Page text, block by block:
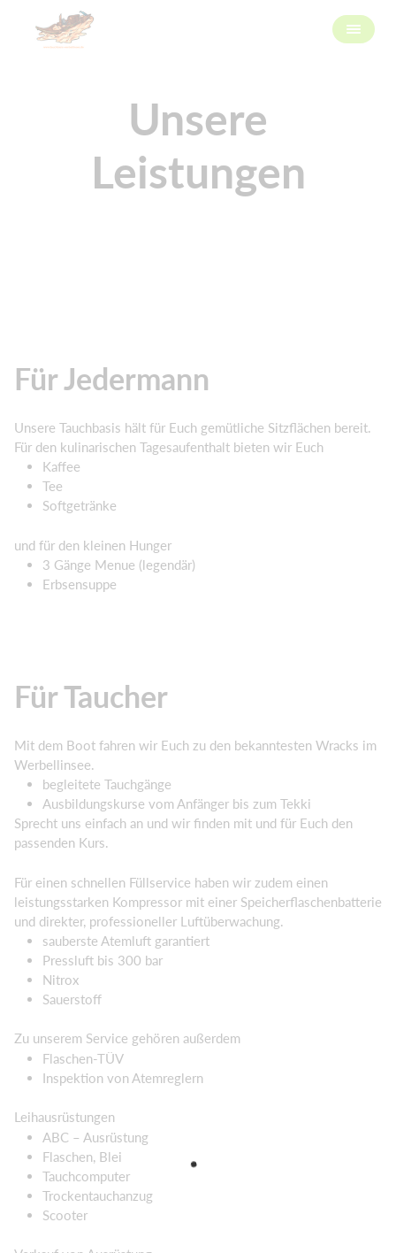
Unsere
Leistungen
Für Jedermann
Unsere Tauchbasis hält für Euch gemütliche Sitzflächen bereit.
Für den kulinarischen Tagesaufenthalt bieten wir Euch
Kaffee
Tee
Softgetränke
und für den kleinen Hunger
3 Gänge Menue (legendär)
Erbsensuppe
Für Taucher
Mit dem Boot fahren wir Euch zu den bekanntesten Wracks im
Werbellinsee.
begleitete Tauchgänge
Ausbildungskurse vom Anfänger bis zum Tekki
Sprecht uns einfach an und wir finden mit und für Euch den
passenden Kurs.
Für einen schnellen Füllservice haben wir zudem einen
leistungsstarken Kompressor mit einer Speicherflaschenbatterie
und direkter, professioneller Luftüberwachung.
sauberste Atemluft garantiert
Pressluft bis 300 bar
Nitrox
Sauerstoff
Zu unserem Service gehören außerdem
Flaschen-TÜV
Inspektion von Atemreglern
Leihausrüstungen
ABC – Ausrüstung
Flaschen, Blei
Tauchcomputer
Trockentauchanzug
Scooter